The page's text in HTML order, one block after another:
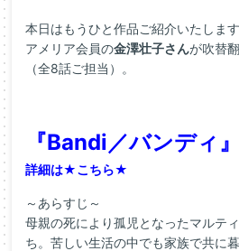
本日はもうひと作品ご紹介いたします
アメリア会員の金澤壮子さんが吹替
（全8話ご担当）。
『Bandi／バンディ』
詳細は★こちら★
～あらすじ～
母親の死により孤児となったマルテ
ち。苦しい生活の中でも家族で共に